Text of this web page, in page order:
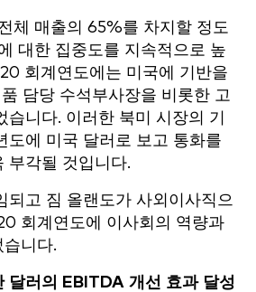
체 매출의 65%를 차지할 정도
대한 집중도를 지속적으로 높
회계연도에는 미국에 기반을
담당 수석부사장을 비롯한 고
습니다. 이러한 북미 시장의 기
도에 미국 달러로 보고 통화를
부각될 것입니다.
되고 짐 올랜도가 사외이사직으
회계연도에 이사회의 역량과
니다.
달러의 EBITDA 개선 효과 달성